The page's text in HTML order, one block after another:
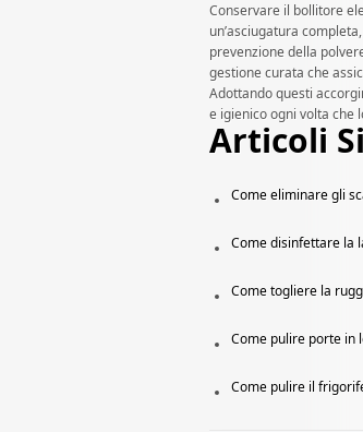
Conservare il bollitore
un’asciugatura
prevenzione della
gestione curata che
Adottando questi
e igienico ogni volta che
Articoli
Come eliminare gli
Come disinfettare la
Come togliere la
Come pulire porte in
Come pulire il